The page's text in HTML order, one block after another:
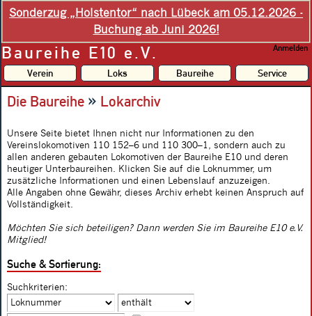
Sonderzug „Holstentor“ nach Lübeck am 05.12.2026 -
Buchung ab Juni 2026!
Baureihe E10 e.V. Anmelden
Verein Loks Baureihe Service
Die Baureihe » Lokarchiv
Unsere Seite bietet Ihnen nicht nur Informationen zu den
Vereinslokomotiven 110 152–6 und 110 300–1, sondern auch zu
allen anderen gebauten Lokomotiven der Baureihe E10 und deren
heutiger Unterbaureihen. Klicken Sie auf die Loknummer, um
zusätzliche Informationen und einen Lebenslauf anzuzeigen.
Alle Angaben ohne Gewähr, dieses Archiv erhebt keinen Anspruch auf
Vollständigkeit.
Möchten Sie sich beteiligen? Dann werden Sie im Baureihe E10 e.V.
Mitglied!
Suche & Sortierung:
Suchkriterien: